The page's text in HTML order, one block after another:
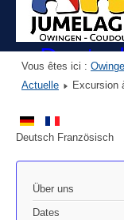
DFVO
Vous êtes ici :
Actuelle
Excursion
Deutsch Französisch
Über uns
Dates